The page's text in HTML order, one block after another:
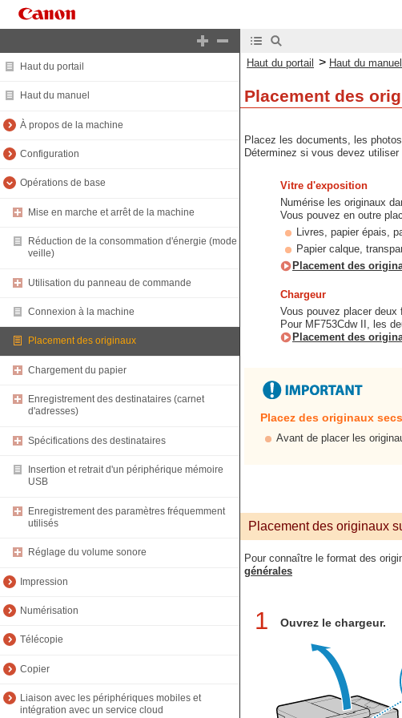
Haut du portail
Haut du manuel
À propos de la machine
Configuration
Opérations de base
Mise en marche et arrêt de la machine
Réduction de la consommation d'énergie (mode
veille)
Utilisation du panneau de commande
Connexion à la machine
Placement des originaux
Chargement du papier
Enregistrement des destinataires (carnet
d'adresses)
Spécifications des destinataires
Insertion et retrait d'un périphérique mémoire
USB
Enregistrement des paramètres fréquemment
utilisés
Réglage du volume sonore
Impression
Numérisation
Télécopie
Copier
Liaison avec les périphériques mobiles et
intégration avec un service cloud
Haut du portail > Haut du manuel
Placement des
Placez les documents, les
Déterminez si vous devez
Vitre d'exposition
Numérise les originaux
Vous pouvez en outre
Livres, papier épais,
Papier calque,
Placement des
Chargeur
Vous pouvez placer deux
Pour MF753Cdw II, les
Placement des
Placez des originaux secs
Avant de placer les
Placement des originaux
Pour connaître le format des
générales
1 Ouvrez le chargeur.